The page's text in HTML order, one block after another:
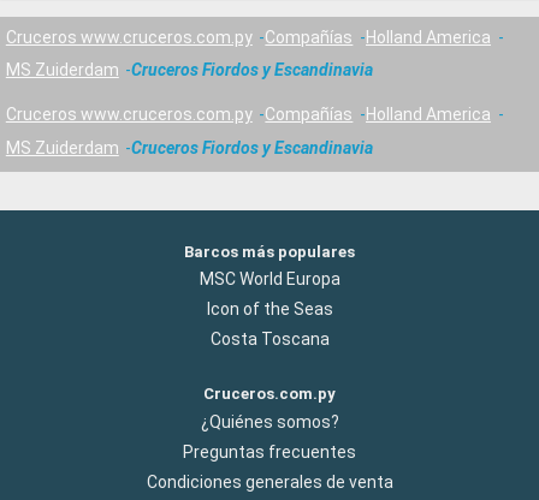
Cruceros www.cruceros.com.py Compañías
Holland America
MS Zuiderdam
Cruceros Fiordos y Escandinavia
Cruceros www.cruceros.com.py Compañías
Holland America
MS Zuiderdam
Cruceros Fiordos y Escandinavia
Barcos más populares
MSC World Europa
Icon of the Seas
Costa Toscana
Cruceros.com.py
¿Quiénes somos?
Preguntas frecuentes
Condiciones generales de venta